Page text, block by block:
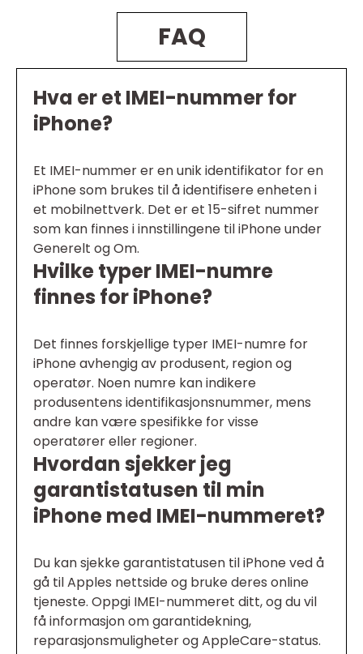
FAQ
Hva er et IMEI-nummer for
iPhone?
Et IMEI-nummer er en unik identifikator for en
iPhone som brukes til å identifisere enheten i
et mobilnettverk. Det er et 15-sifret nummer
som kan finnes i innstillingene til iPhone under
Generelt og Om.
Hvilke typer IMEI-numre
finnes for iPhone?
Det finnes forskjellige typer IMEI-numre for
iPhone avhengig av produsent, region og
operatør. Noen numre kan indikere
produsentens identifikasjonsnummer, mens
andre kan være spesifikke for visse
operatører eller regioner.
Hvordan sjekker jeg
garantistatusen til min
iPhone med IMEI-nummeret?
Du kan sjekke garantistatusen til iPhone ved å
gå til Apples nettside og bruke deres online
tjeneste. Oppgi IMEI-nummeret ditt, og du vil
få informasjon om garantidekning,
reparasjonsmuligheter og AppleCare-status.